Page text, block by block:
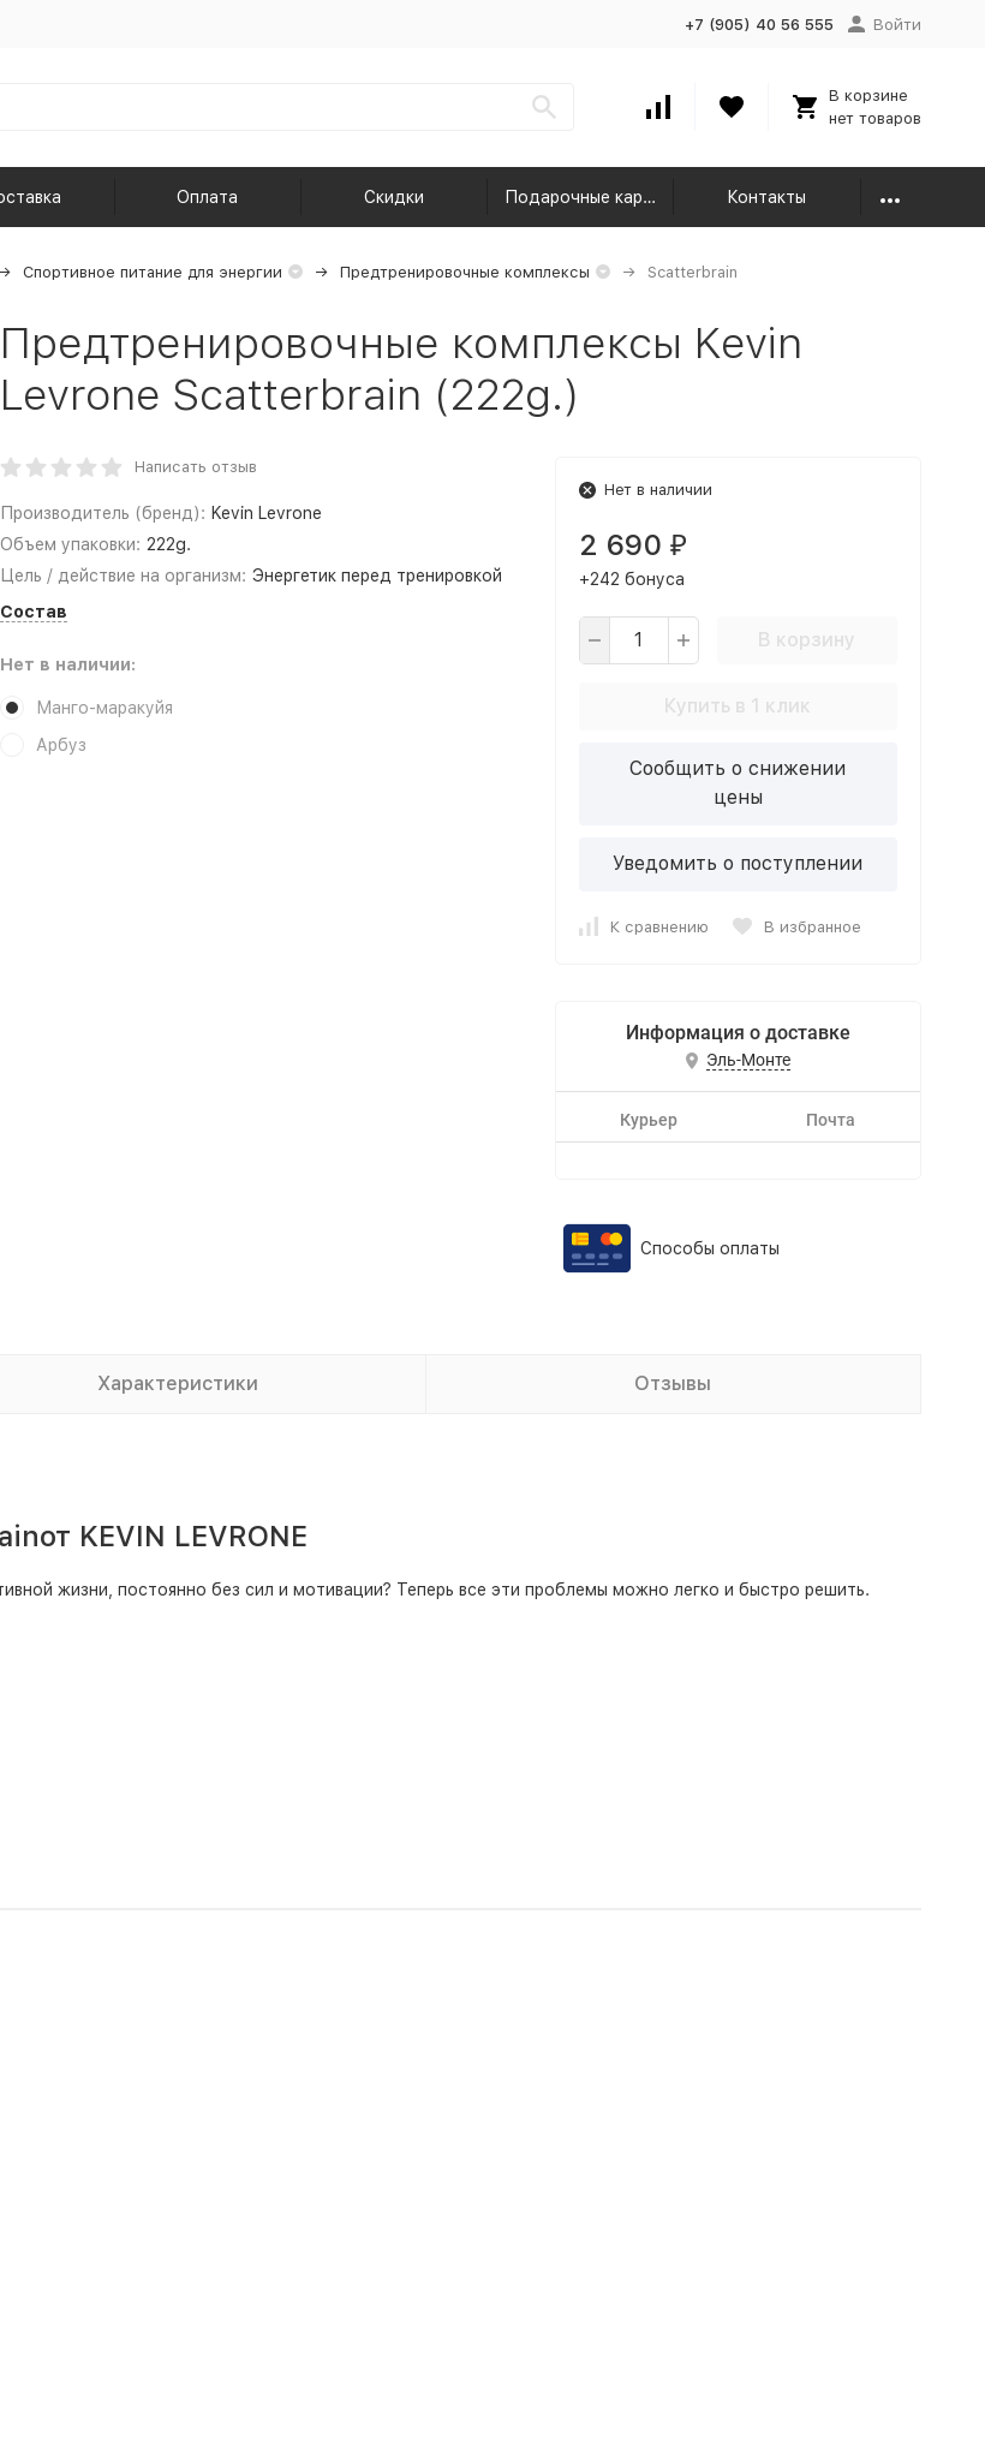
+7 (905) 40 56 555 Войти
В корзине
нет товаров
Оплата Скидки Подарочные карты Контакты
Спортивное питание для энергии Предтренировочные комплексы Scatterbrain
Предтренировочные комплексы Kevin
Levrone Scatterbrain (222g.)
Написать отзыв
Производитель (бренд): Kevin Levrone
Объем упаковки: 222g.
Цель / действие на организм: Энергетик перед тренировкой
Состав
Нет в наличии:
Манго-маракуйя
Арбуз
Нет в наличии
2 690 ₽
+242 бонуса
В корзину
Купить в 1 клик
Сообщить о снижении
цены
Уведомить о поступлении
К сравнению В избранное
Информация о доставке
Эль-Монте
Курьер Почта
Способы оплаты
Характеристики Отзывы
KEVIN LEVRONE
жизни, постоянно без сил и мотивации? Теперь все эти проблемы можно легко и быстро решить.